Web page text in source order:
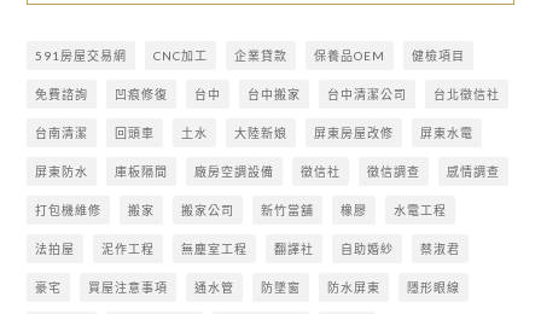
591房屋交易網 CNC加工 企業貸款 保養品OEM 健檢項目
免費諮詢 凹痕修復 台中 台中搬家 台中清潔公司 台北徵信社
台南清潔 回頭車 土水 大陸新娘 屏東房屋改修 屏東水電
屏東防水 庫板隔間 廠房空調設備 徵信社 徵信調查 感情調查
打包機維修 搬家 搬家公司 新竹當舖 橡膠 水電工程
法拍屋 泥作工程 無塵室工程 翻譯社 自助婚紗 蔡淑君
豪宅 買屋注意事項 通水管 防墜窗 防水屏東 隱形眼線